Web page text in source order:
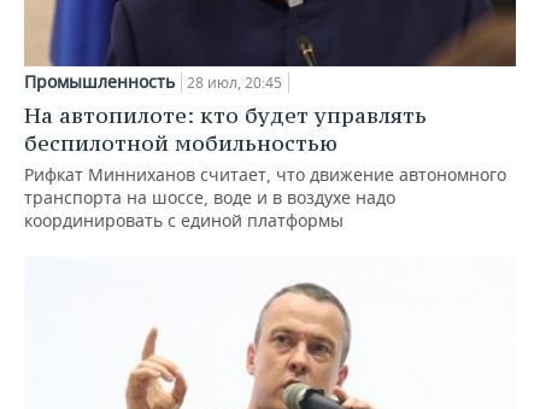
Промышленность 28 июл, 20:45
На автопилоте: кто будет управлять
беспилотной мобильностью
Рифкат Минниханов считает, что движение автономного
транспорта на шоссе, воде и в воздухе надо
координировать с единой платформы